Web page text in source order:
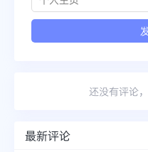
还没有评论
最新评论